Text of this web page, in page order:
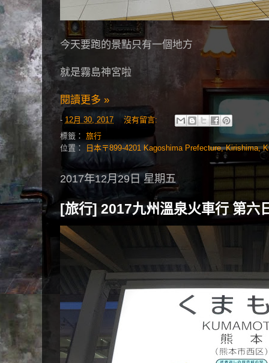
今天要跑的景點只有一個地方
就是霧島神宮啦
閱讀更多 »
- 12月 30, 2017
沒有留言:
標籤： 旅行
位置：
日本〒899-4201 Kagoshima Prefecture, Kirishima,
2017年12月29日 星期五
[旅行] 2017九州溫泉火車行 第六